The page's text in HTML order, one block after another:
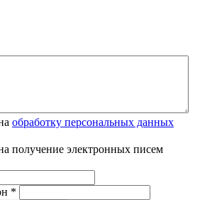
обработку персональных данных
получение электронных писем
*